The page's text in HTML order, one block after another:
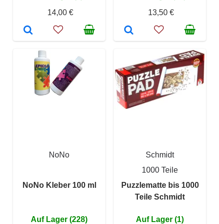
14,00 €
13,50 €
NoNo
NoNo Kleber 100 ml
Auf Lager (228)
Schmidt
1000 Teile
Puzzlematte bis 1000
Teile Schmidt
Auf Lager (1)